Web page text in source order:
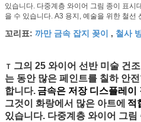
있습니다. 다중계층 와이어 그림 종이 표시
을 수 있습니다. A3 용지, 예술을 위한 철선
꼬리표: 까만 금속 잡지 꽂이 , 철사
Ｔ 그의 25 와이어 선반 미술 건
는 동안 많은 페인트를 칠하 안
합니다. 금속은 저장 디스플레이
그것이 화랑에서 많은 아트에 적
있습니다. 다중계층 와이어 그